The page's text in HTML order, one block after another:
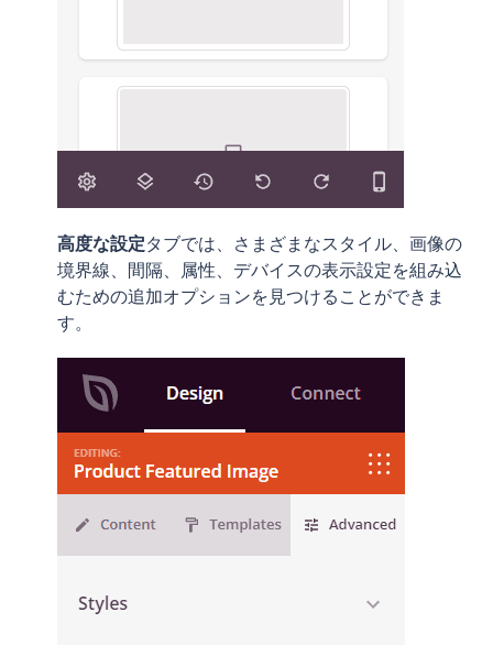
高度な設定タブでは、さまざまなスタイル、画像の
境界線、間隔、属性、デバイスの表示設定を組み込
むための追加オプションを見つけることができま
す。